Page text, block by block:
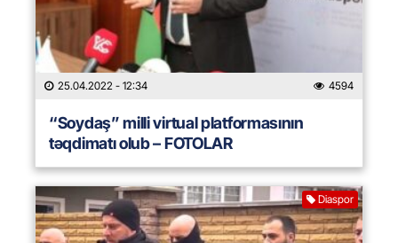
25.04.2022 - 12:34 4594
“Soydaş” milli virtual platformasının
təqdimatı olub – FOTOLAR
Diaspor